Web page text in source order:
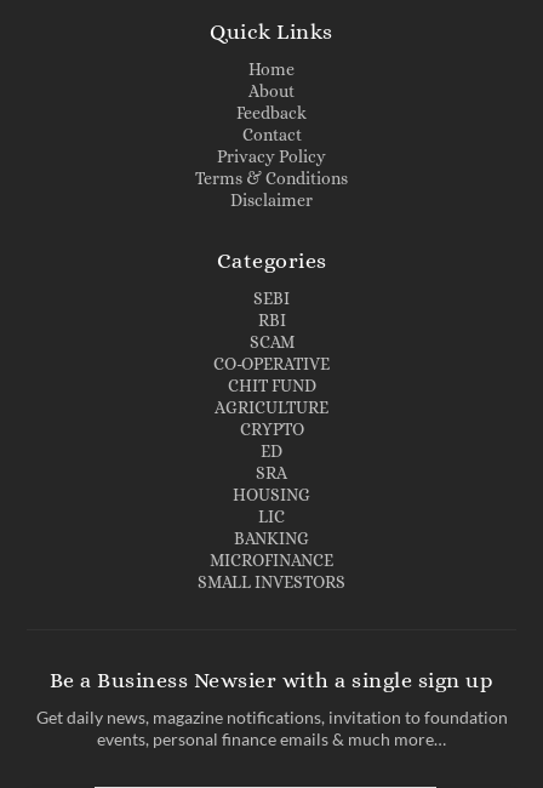
Quick Links
Home
About
Feedback
Contact
Privacy Policy
Terms & Conditions
Disclaimer
Categories
SEBI
RBI
SCAM
CO-OPERATIVE
CHIT FUND
AGRICULTURE
CRYPTO
ED
SRA
HOUSING
LIC
BANKING
MICROFINANCE
SMALL INVESTORS
Be a Business Newsier with a single sign up
Get daily news, magazine notifications, invitation to foundation
events, personal finance emails & much more…